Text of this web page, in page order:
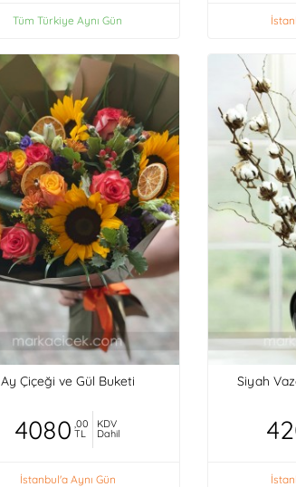
Tüm Türkiye Aynı Gün
Ay Çiçeği ve Gül Buketi
4080 ,00
TL
KDV
Dahil
İstanbul'a Aynı Gün
Siyah